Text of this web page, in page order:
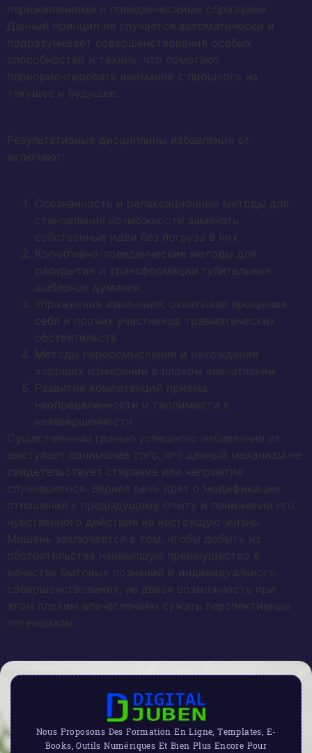
переживаниями и поведенческими образцами.
Данный принцип не случается автоматически и
подразумевает совершенствования особых
способностей и техник, что помогают
переориентировать внимание с прошлого на
текущее и будущее.
Результативные дисциплины избавления от
включают:
Осознанность и релаксационные методы для
становления возможности замечать
собственные идеи без погруза в них
Когнитивно-поведенческие методы для
раскрытия и трансформации губительных
шаблонов думания
Упражнения извинения, охватывая прощение
себя и прочих участников травматических
обстоятельств
Методы переосмысления и нахождения
хороших измерений в плохом впечатлении
Развитие компетенций приема
неопределенности и терпимости к
незавершенности
Существенным гранью успешного избавления от
выступает понимание того, что данный механизм не
свидетельствует стирание или неприятие
случившегося. Вернее речь идет о модификации
отношения к предыдущему опыту и понижении его
чувственного действия на настоящую жизнь.
Мишень заключается в том, чтобы добыть из
обстоятельства наивысшую преимущество в
качестве бытовых познаний и индивидуального
совершенствования, не давая возможность при
этом плохим впечатлениям сужать перспективные
потенциалы.
Nous Proposons Des Formation En Ligne, Templates, E-
Books, Outils Numériques Et Bien Plus Encore Pour